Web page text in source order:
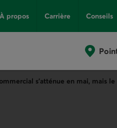
À propos Carrière Conseils
s’atténue en mai, mais le